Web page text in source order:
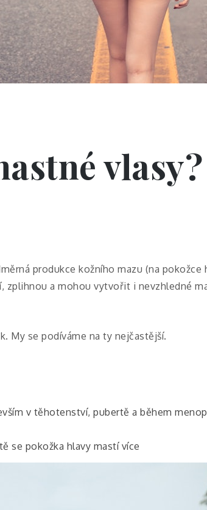
vlasy?
produkce kožního mazu (na pokožce
zplihnou a mohou vytvořit i nevzhledné
My se podíváme na ty nejčastější.
v těhotenství, pubertě a během
se pokožka hlavy mastí více